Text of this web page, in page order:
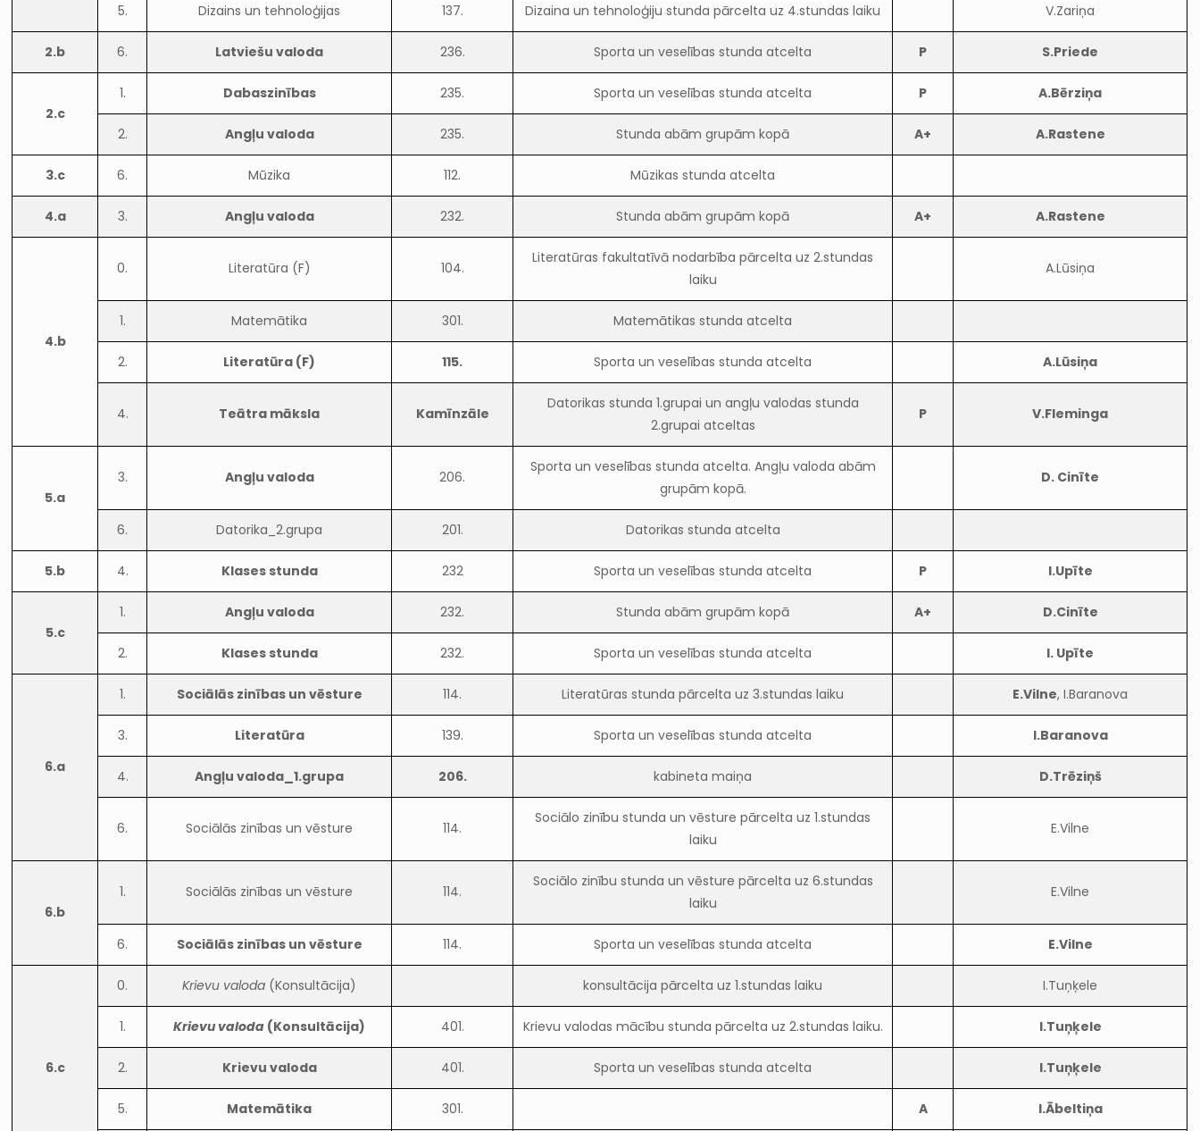
5. Dizains un tehnoloģijas 137. Dizaina un tehnoloģiju stunda pārcelta uz 4.stundas laiku V.Zariņa
2.b 6. Latviešu valoda 236. Sporta un veselības stunda atcelta P S.Priede
2.c
1. Dabaszinības 235. Sporta un veselības stunda atcelta P A.Bērziņa
2. Angļu valoda 235. Stunda abām grupām kopā A+ A.Rastene
3.c 6. Mūzika 112. Mūzikas stunda atcelta
4.a 3. Angļu valoda 232. Stunda abām grupām kopā A+ A.Rastene
4.b
0. Literatūra (F) 104.
Literatūras fakultatīvā nodarbība pārcelta uz 2.stundas
laiku
A.Lūsiņa
1. Matemātika 301. Matemātikas stunda atcelta
2. Literatūra (F) 115. Sporta un veselības stunda atcelta A.Lūsiņa
4. Teātra māksla Kamīnzāle
Datorikas stunda 1.grupai un angļu valodas stunda
2.grupai atceltas
P V.Fleminga
5.a
3. Angļu valoda 206.
Sporta un veselības stunda atcelta. Angļu valoda abām
grupām kopā.
D. Cinīte
6. Datorika_2.grupa 201. Datorikas stunda atcelta
5.b 4. Klases stunda 232 Sporta un veselības stunda atcelta P I.Upīte
5.c
1. Angļu valoda 232. Stunda abām grupām kopā A+ D.Cinīte
2. Klases stunda 232. Sporta un veselības stunda atcelta I. Upīte
6.a
1. Sociālās zinības un vēsture 114. Literatūras stunda pārcelta uz 3.stundas laiku E.Vilne, I.Baranova
3. Literatūra 139. Sporta un veselības stunda atcelta I.Baranova
4. Angļu valoda_1.grupa 206. kabineta maiņa D.Trēziņš
6. Sociālās zinības un vēsture 114.
Sociālo zinību stunda un vēsture pārcelta uz 1.stundas
laiku
E.Vilne
6.b
1. Sociālās zinības un vēsture 114.
Sociālo zinību stunda un vēsture pārcelta uz 6.stundas
laiku
E.Vilne
6. Sociālās zinības un vēsture 114. Sporta un veselības stunda atcelta E.Vilne
6.c
0. Krievu valoda (Konsultācija) konsultācija pārcelta uz 1.stundas laiku I.Tuņķele
1. Krievu valoda (Konsultācija) 401. Krievu valodas mācību stunda pārcelta uz 2.stundas laiku. I.Tuņķele
2. Krievu valoda 401. Sporta un veselības stunda atcelta I.Tuņķele
5. Matemātika 301. A I.Ābeltiņa